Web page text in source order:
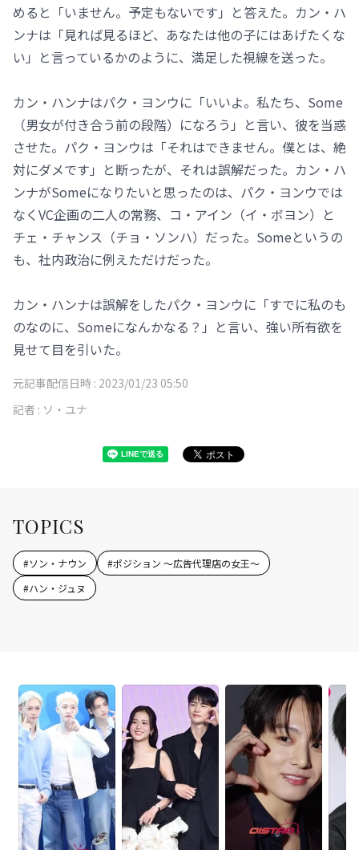
めると「いません。予定もないです」と答えた。カン・ハ
ンナは「見れば見るほど、あなたは他の子にはあげたくな
い」と言っているかのように、満足した視線を送った。
カン・ハンナはパク・ヨンウに「いいよ。私たち、Some
（男女が付き合う前の段階）になろう」と言い、彼を当惑
させた。パク・ヨンウは「それはできません。僕とは、絶
対にダメです」と断ったが、それは誤解だった。カン・ハ
ンナがSomeになりたいと思ったのは、パク・ヨンウでは
なくVC企画の二人の常務、コ・アイン（イ・ボヨン）と
チェ・チャンス（チョ・ソンハ）だった。Someというの
も、社内政治に例えただけだった。
カン・ハンナは誤解をしたパク・ヨンウに「すでに私のも
のなのに、Someになんかなる？」と言い、強い所有欲を
見せて目を引いた。
元記事配信日時 : 2023/01/23 05:50
記者 : ソ・ユナ
TOPICS
#ソン・ナウン #ポジション ～広告代理店の女王～
#ハン・ジュヌ